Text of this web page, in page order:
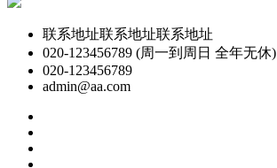
联系地址联系地址联系地址
020-123456789 (周一到周日 全年无休)
020-123456789
admin@aa.com